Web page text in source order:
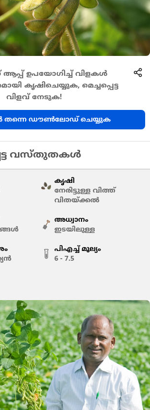
ആപ്പ് ഉപയോഗിച്ച് വിളകൾ
കൃഷിചെയ്യുക, മെച്ചപ്പെട്ട
വിളവ് നേടുക!
തന്നെ ഡൗൺലോഡ് ചെയ്യുക
വസ്തുതകൾ
കൃഷി
നേരിട്ടുള്ള വിത്ത്
വിതയ്ക്കൽ
അധ്വാനം
ഇടയിലുള്ള
പിഎച്ച് മൂല്യം
6 - 7.5